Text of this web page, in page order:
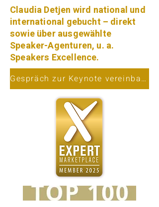
Claudia Detjen wird national und
international gebucht – direkt
sowie über ausgewählte
Speaker-Agenturen, u. a.
Speakers Excellence.
Gespräch zur Keynote vereinbaren